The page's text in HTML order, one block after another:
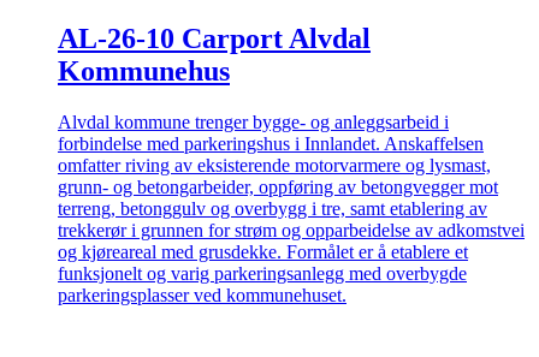
AL-26-10 Carport Alvdal
Kommunehus
Alvdal kommune trenger bygge- og anleggsarbeid i
forbindelse med parkeringshus i Innlandet. Anskaffelsen
omfatter riving av eksisterende motorvarmere og lysmast,
grunn- og betongarbeider, oppføring av betongvegger mot
terreng, betonggulv og overbygg i tre, samt etablering av
trekkerør i grunnen for strøm og opparbeidelse av adkomstvei
og kjøreareal med grusdekke. Formålet er å etablere et
funksjonelt og varig parkeringsanlegg med overbygde
parkeringsplasser ved kommunehuset.